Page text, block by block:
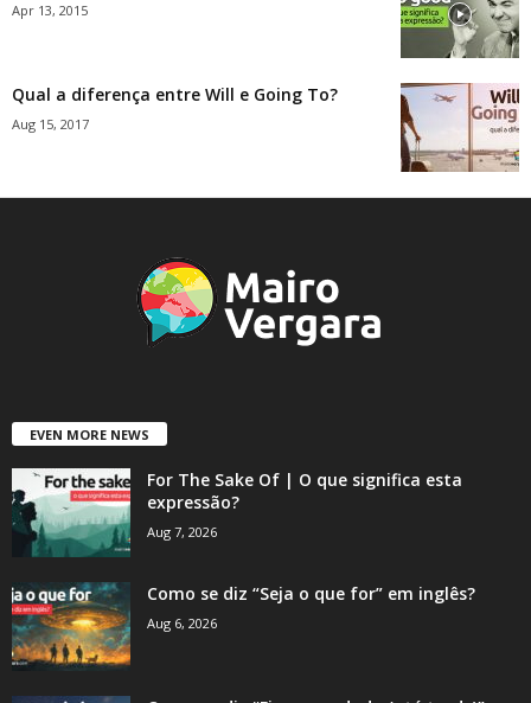
Apr 13, 2015
Qual a diferença entre Will e Going To?
Aug 15, 2017
EVEN MORE NEWS
For The Sake Of | O que significa esta
expressão?
Aug 7, 2026
Como se diz “Seja o que for” em inglês?
Aug 6, 2026